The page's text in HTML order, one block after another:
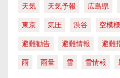
天気
天気予報 広島県
東京
気圧 渋谷 空模様
避難勧告
避難情報 避難
雨
雨量 雪 雪情報